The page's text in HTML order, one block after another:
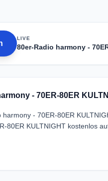
LIVE
80er-Radio harmony -
- 70ER-80ER
harmony - 70ER-80ER
80ER KULTNIGHT kostenlos